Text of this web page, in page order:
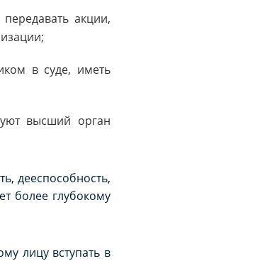
акции,
в суде, иметь
высший орган
дееспособность,
более глубокому
лицу вступать в